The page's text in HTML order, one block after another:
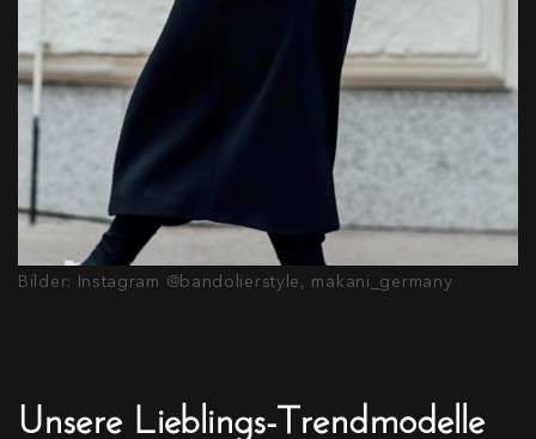
Bilder: Instagram @bandolierstyle, makani_germany
Unsere Lieblings-Trendmodelle